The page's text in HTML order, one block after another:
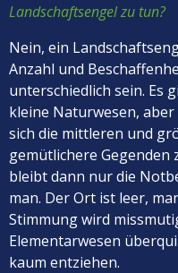
Landschaftsengel zu tun?
Nein, ein
Anzahl und
unterschiedlich sein. Es
kleine Naturwesen,
sich die mittleren und
gemütlichere Gegenden
bleibt dann nur die
man. Der Ort ist leer,
Stimmung wird
Elementarwesen
kaum entziehen.